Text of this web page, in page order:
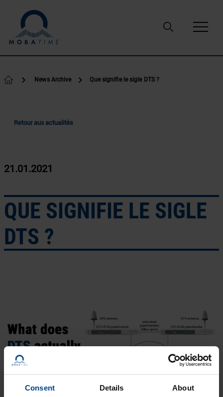
Consent Details About
News Archive Que signifie le sigle DTS ?
Retour aux actualités
21.01.2021
QUE SIGNIFIE LE SIGLE
DTS ?